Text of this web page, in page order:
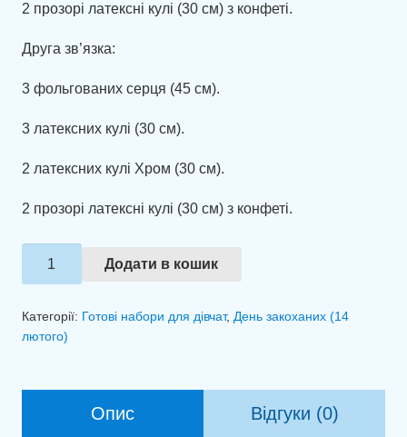
2 прозорі латексні кулі (30 см) з конфеті.
Друга зв’язка:
3 фольгованих серця (45 см).
3 латексних кулі (30 см).
2 латексних кулі Хром (30 см).
2 прозорі латексні кулі (30 см) з конфеті.
Оформлення
кулями
-
Додати в кошик
Категорії: Готові набори для дівчат, День закоханих (14
лютого)
Опис Відгуки (0)